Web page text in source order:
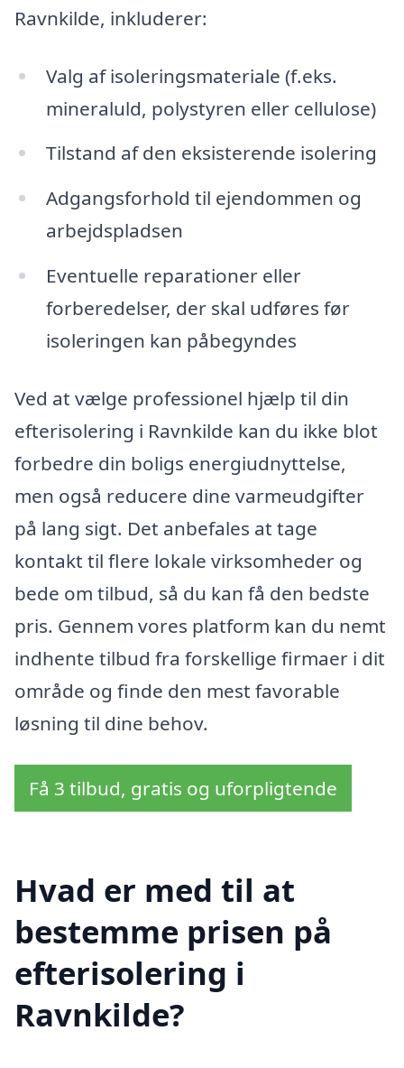
Ravnkilde, inkluderer:
Valg af isoleringsmateriale (f.eks.
mineraluld, polystyren eller cellulose)
Tilstand af den eksisterende isolering
Adgangsforhold til ejendommen og
arbejdspladsen
Eventuelle reparationer eller
forberedelser, der skal udføres før
isoleringen kan påbegyndes
Ved at vælge professionel hjælp til din
efterisolering i Ravnkilde kan du ikke blot
forbedre din boligs energiudnyttelse,
men også reducere dine varmeudgifter
på lang sigt. Det anbefales at tage
kontakt til flere lokale virksomheder og
bede om tilbud, så du kan få den bedste
pris. Gennem vores platform kan du nemt
indhente tilbud fra forskellige firmaer i dit
område og finde den mest favorable
løsning til dine behov.
Få 3 tilbud, gratis og uforpligtende
Hvad er med til at
bestemme prisen på
efterisolering i
Ravnkilde?